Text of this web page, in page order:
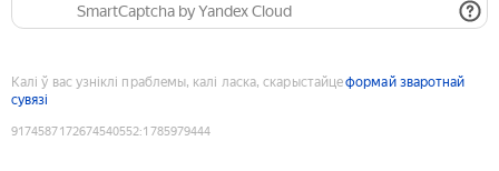
SmartCaptcha by Yandex Cloud
Калі ў вас узніклі праблемы, калі ласка, скарыстайцеформай зваротнай
сувязі
9174587172674540552:1785979444